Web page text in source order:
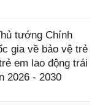
tướng Chính
gia về bảo vệ trẻ
em lao động trái
2026 - 2030